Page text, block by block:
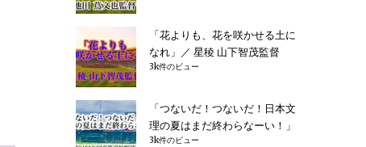
「花よりも、花を咲かせる土に
なれ」／ 星稜 山下智茂監督
3k件のビュー
「つないだ！つないだ！日本文
理の夏はまだ終わらなーい！」
3k件のビュー